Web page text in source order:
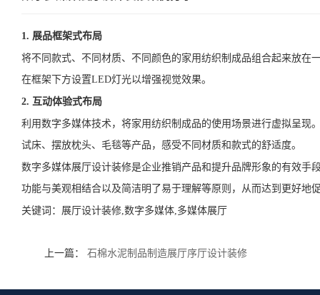
1. 展品框架式布局
将不同款式、不同材质、不同颜色的家用纺织制成品组合起来放
在框架下方设置LED灯光以增强视觉效果。
2. 互动体验式布局
利用数字多媒体技术，将家用纺织制成品的使用场景进行虚拟呈
试床、摆放枕头、毛毯等产品，感受不同材质和款式的舒适度。
数字多媒体展厅设计装修是企业推销产品和提升品牌形象的有效
功能与美观相结合以及简洁明了易于理解等原则，从而达到更好地
关键词： 展厅设计装修,数字多媒体,多媒体展厅
上一篇： 石棉水泥制品制造展厅序厅设计装修